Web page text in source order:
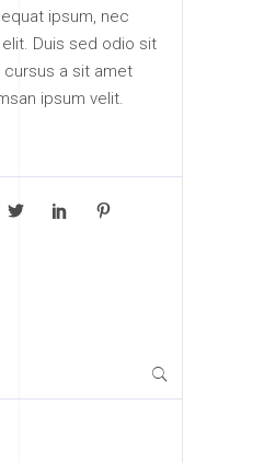
ipsum, nec
Duis sed odio sit
cursus a sit amet
ipsum velit.